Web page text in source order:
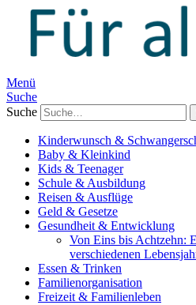
Menü
Suche
Suche
Kinderwunsch &
Baby & Kleinkind
Kids & Teenager
Schule & Ausbildung
Reisen & Ausflüge
Geld & Gesetze
Gesundheit & Entwicklung
Von Eins bis Achtzehn:
verschiedenen
Essen & Trinken
Familienorganisation
Freizeit & Familienleben